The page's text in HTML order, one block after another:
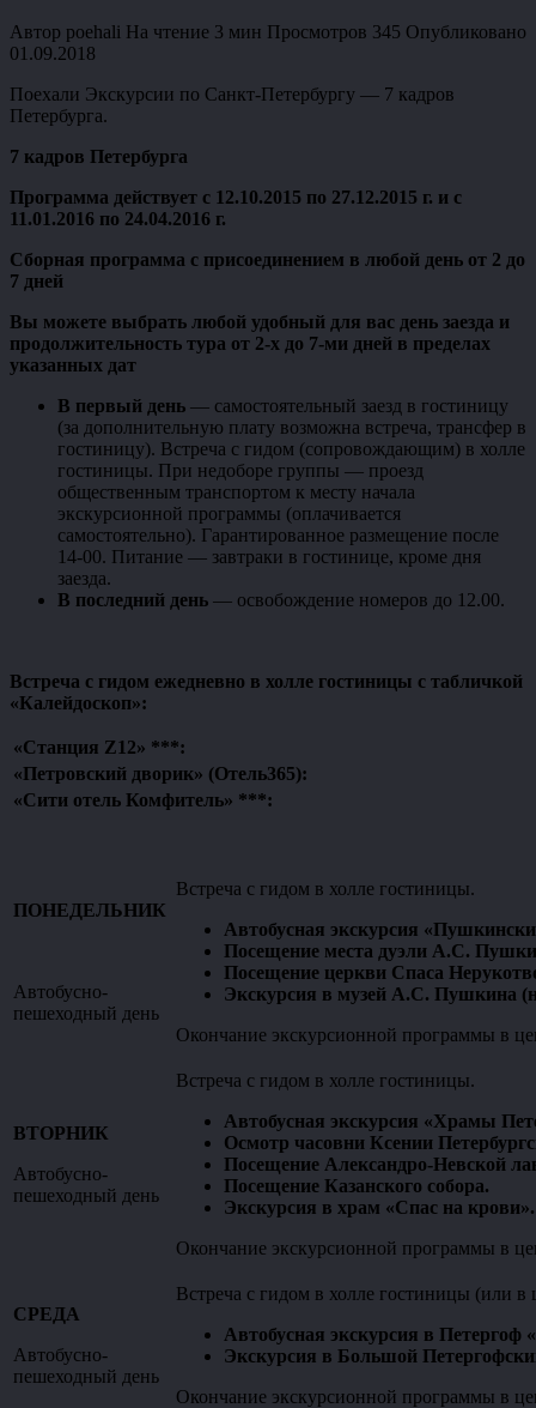
Автор poehali На чтение 3 мин Просмотров 345 Опубликовано
01.09.2018
Поехали Экскурсии по Санкт-Петербургу — 7 кадров
Петербурга.
7 кадров Петербурга
Программа действует с 12.10.2015 по 27.12.2015 г. и с
11.01.2016 по 24.04.2016 г.
Сборная программа с присоединением в любой день от 2 до
7 дней
Вы можете выбрать любой удобный для вас день заезда и
продолжительность тура от 2-х до 7-ми дней в пределах
указанных дат
В первый день — самостоятельный заезд в гостиницу
(за дополнительную плату возможна встреча, трансфер в
гостиницу). Встреча с гидом (сопровождающим) в холле
гостиницы. При недоборе группы — проезд
общественным транспортом к месту начала
экскурсионной программы (оплачивается
самостоятельно). Гарантированное размещение после
14-00. Питание — завтраки в гостинице, кроме дня
заезда.
В последний день — освобождение номеров до 12.00.
Встреча с гидом ежедневно в холле гостиницы с табличкой
«Калейдоскоп»:
«Станция Z12» ***:
«Петровский дворик» (Отель365):
«Сити отель Комфитель» ***:
ПОНЕДЕЛЬНИК
Автобусно-
пешеходный день
Встреча с гидом в холле гостиницы.
Автобусная экскурсия
Посещение места дуэли А.С.
Посещение церкви Спаса
Экскурсия в музей А.С. Пушкина
Окончание экскурсионной программы в
ВТОРНИК
Автобусно-
пешеходный день
Встреча с гидом в холле гостиницы.
Автобусная экскурсия «Храмы
Осмотр часовни Ксении
Посещение Александро-Невской
Посещение Казанского собора.
Экскурсия в храм «Спас на крови».
Окончание экскурсионной программы в
СРЕДА
Автобусно-
пешеходный день
Встреча с гидом в холле гостиницы (или в
Автобусная экскурсия в Петергоф
Экскурсия в Большой
Окончание экскурсионной программы в